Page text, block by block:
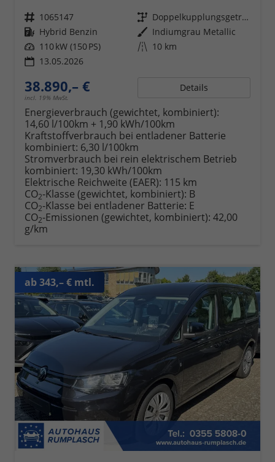
Fahrzeugnr. 1065147 Getriebe
Doppelkupplungsgetriebe (DSG)
Kraftstoff Hybrid Benzin Außenfarbe Indiumgrau Metallic
Leistung 110 kW (150 PS) Kilometerstand 10 km
13.05.2026
38.890,– €
incl. 19% MwSt.
Details
Energieverbrauch (gewichtet, kombiniert):
14,60 l/100km + 1,90 kWh/100km
Kraftstoffverbrauch bei entladener Batterie
kombiniert: 6,30 l/100km
Stromverbrauch bei rein elektrischem Betrieb
kombiniert: 19,30 kWh/100km
Elektrische Reichweite (EAER): 115 km
CO2-Klasse (gewichtet, kombiniert): B
CO2-Klasse bei entladener Batterie: E
CO2-Emissionen (gewichtet, kombiniert): 42,00
g/km
ab 343,– € mtl.